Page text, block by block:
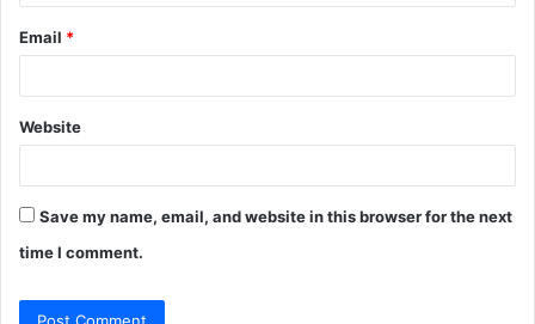
Email *
Website
Save my name, email, and website in this browser for the next
time I comment.